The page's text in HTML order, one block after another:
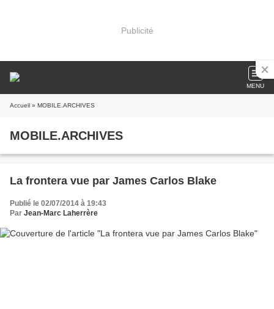
Publicité
MENU
Accueil » MOBILE.ARCHIVES
MOBILE.ARCHIVES
La frontera vue par James Carlos Blake
Publié le 02/07/2014 à 19:43
Par Jean-Marc Laherrère